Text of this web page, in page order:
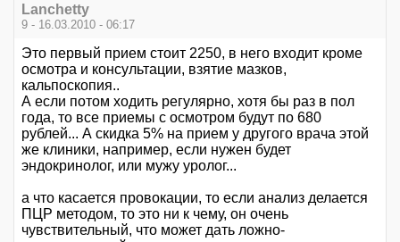
Lanchetty
9 - 16.03.2010 - 06:17
Это первый прием стоит 2250, в него входит кроме
осмотра и консультации, взятие мазков,
кальпоскопия..
А если потом ходить регулярно, хотя бы раз в пол
года, то все приемы с осмотром будут по 680
рублей... А скидка 5% на прием у другого врача этой
же клиники, например, если нужен будет
эндокринолог, или мужу уролог...
а что касается провокации, то если анализ делается
ПЦР методом, то это ни к чему, он очень
чувствительный, что может дать ложно-